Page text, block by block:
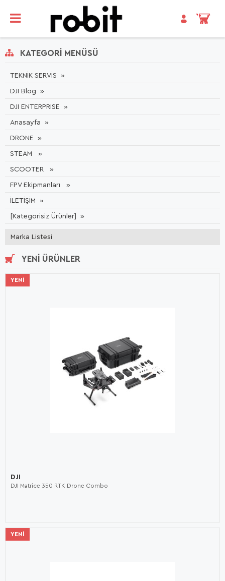
KATEGORI MENÜSÜ
TEKNİK SERVİS
DJI Blog
DJI ENTERPRISE
Anasayfa
DRONE
STEAM
SCOOTER
FPV Ekipmanları
İLETİŞİM
[Kategorisiz Ürünler]
Marka Listesi
YENI ÜRÜNLER
YENI
DJI
DJI Matrice 350 RTK Drone Combo
YENI